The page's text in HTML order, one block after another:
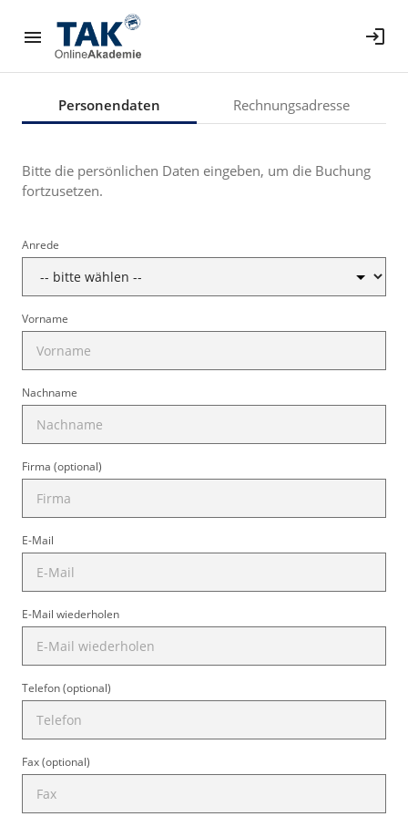
login
Personendaten Rechnungsadresse
Bitte die persönlichen Daten eingeben, um die Buchung
fortzusetzen.
Anrede
Vorname
Nachname
Firma (optional)
E-Mail
E-Mail wiederholen
Telefon (optional)
Fax (optional)